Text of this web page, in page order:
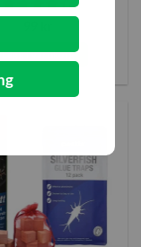
Lägg i varukorg